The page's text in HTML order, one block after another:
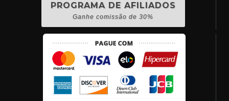
PROGRAMA DE AFILIADOS
Ganhe comissão de 30%